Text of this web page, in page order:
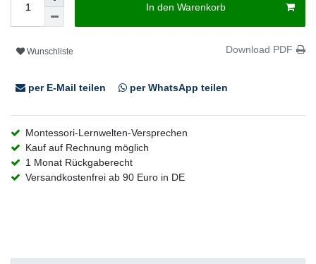
In den Warenkorb
Wunschliste Download PDF
per E-Mail teilen per WhatsApp teilen
Montessori-Lernwelten-Versprechen
Kauf auf Rechnung möglich
1 Monat Rückgaberecht
Versandkostenfrei ab 90 Euro in DE